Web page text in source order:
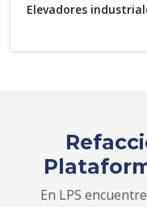
Elevadores
En LPS